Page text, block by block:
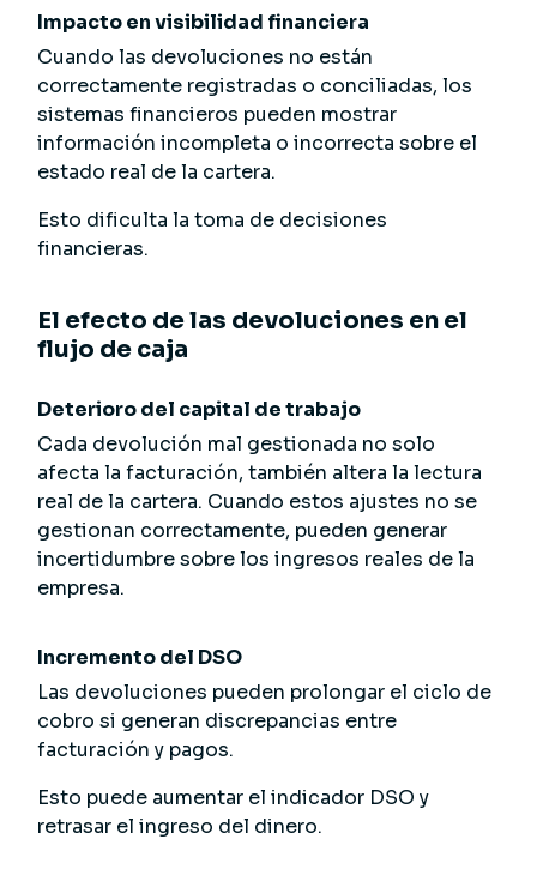
Impacto en visibilidad financiera
Cuando las devoluciones no están
correctamente registradas o conciliadas, los
sistemas financieros pueden mostrar
información incompleta o incorrecta sobre el
estado real de la cartera.
Esto dificulta la toma de decisiones
financieras.
El efecto de las devoluciones en el
flujo de caja
Deterioro del capital de trabajo
Cada devolución mal gestionada no solo
afecta la facturación, también altera la lectura
real de la cartera. Cuando estos ajustes no se
gestionan correctamente, pueden generar
incertidumbre sobre los ingresos reales de la
empresa.
Incremento del DSO
Las devoluciones pueden prolongar el ciclo de
cobro si generan discrepancias entre
facturación y pagos.
Esto puede aumentar el indicador DSO y
retrasar el ingreso del dinero.